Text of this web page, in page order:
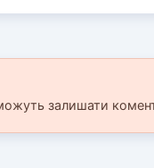
залишати